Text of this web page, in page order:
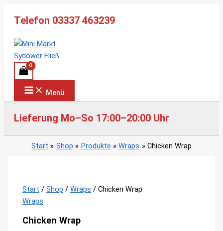
InhaltTelefon 03337 463239
Menü
Lieferung Mo–So 17:00–20:00 Uhr
Start Shop Produkte Wraps Chicken Wrap
Start /Shop /Wraps / Chicken Wrap
Wraps
Chicken Wrap